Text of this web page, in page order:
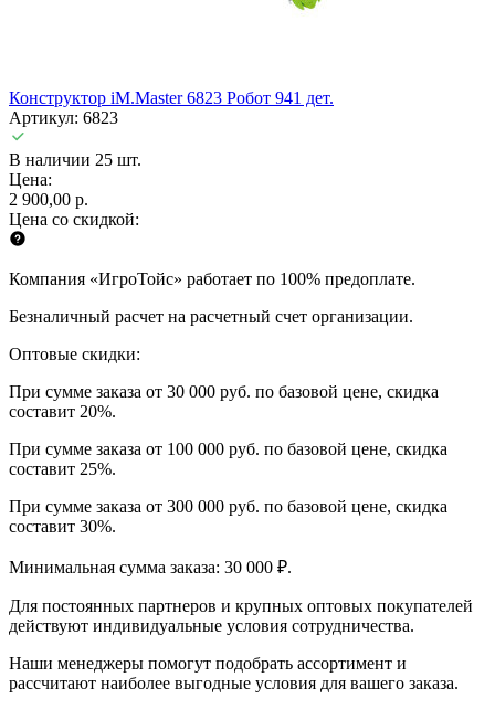
Конструктор iM.Master 6823 Робот 941 дет.
Артикул: 6823
В наличии 25 шт.
Цена:
2 900,00 р.
Цена со скидкой:
Компания «ИгроТойс» работает по 100% предоплате.
Безналичный расчет на расчетный счет организации.
Оптовые скидки:
При сумме заказа от 30 000 руб. по базовой цене, скидка
составит 20%.
При сумме заказа от 100 000 руб. по базовой цене, скидка
составит 25%.
При сумме заказа от 300 000 руб. по базовой цене, скидка
составит 30%.
Минимальная сумма заказа: 30 000 ₽.
Для постоянных партнеров и крупных оптовых покупателей
действуют индивидуальные условия сотрудничества.
Наши менеджеры помогут подобрать ассортимент и
рассчитают наиболее выгодные условия для вашего заказа.